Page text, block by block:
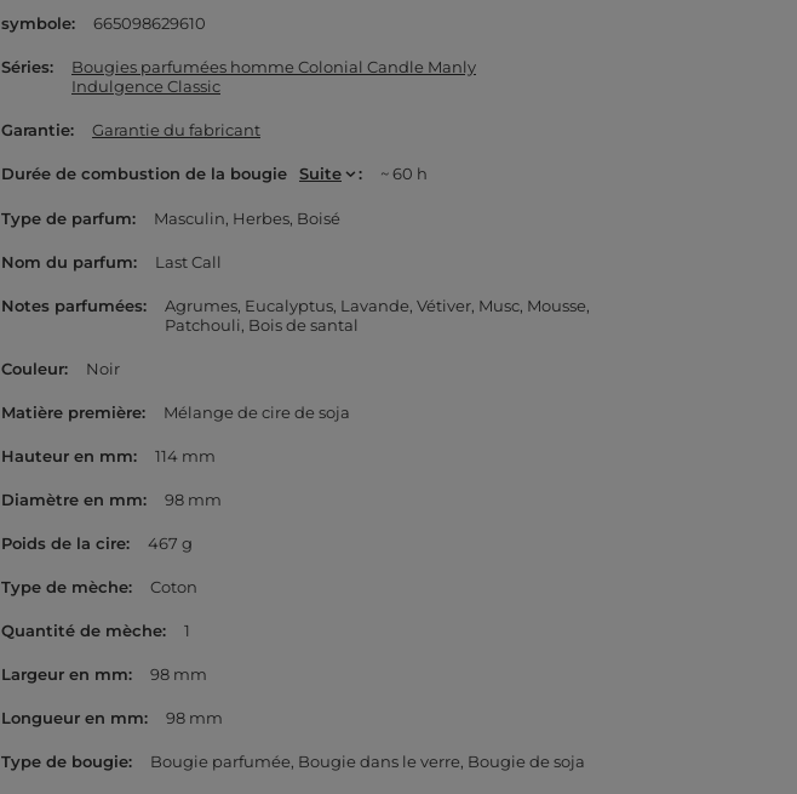
symbole 665098629610
Séries
Bougies parfumées homme Colonial Candle Manly
Indulgence Classic
Garantie Garantie du fabricant
Durée de combustion de la bougie Suite ~ 60 h
Type de parfum Masculin Herbes Boisé
Nom du parfum Last Call
Notes parfumées Agrumes Eucalyptus Lavande Vétiver Musc Mousse
Patchouli Bois de santal
Couleur Noir
Matière première Mélange de cire de soja
Hauteur en mm 114 mm
Diamètre en mm 98 mm
Poids de la cire 467 g
Type de mèche Coton
Quantité de mèche 1
Largeur en mm 98 mm
Longueur en mm 98 mm
Type de bougie Bougie parfumée Bougie dans le verre Bougie de soja